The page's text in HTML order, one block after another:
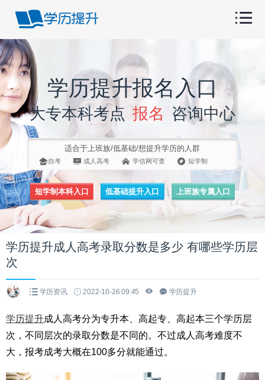
学历提升报名入口
大专本科考点 报名 咨询中心
适合于上班族/低基础/想提升学历的人群
自考 成人高考 学信网可查 短学制
短学制本科入口 低基础提升入口 上班族专属入口
学历提升成人高考录取分数是多少 有哪些学历层
次
学历资讯 2022-10-26 09:45 学历提升
学历提升成人高考分为专升本、高起专、高起本三个学历层
次，不同层次的录取分数是不同的。不过成人高考难度不
大，报考成考大概在100多分就能通过。